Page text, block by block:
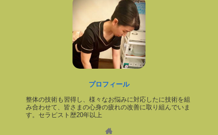
プロフィール
整体の技術も習得し、様々なお悩みに対応したに技術を組
み合わせて、皆さまの心身の疲れの改善に取り組んでいま
す。セラピスト歴20年以上